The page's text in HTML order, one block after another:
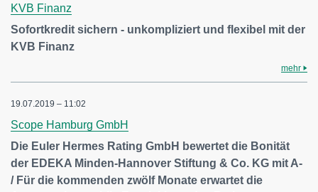
KVB Finanz
Sofortkredit sichern - unkompliziert und flexibel mit der
KVB Finanz
mehr
19.07.2019 – 11:02
Scope Hamburg GmbH
Die Euler Hermes Rating GmbH bewertet die Bonität
der EDEKA Minden-Hannover Stiftung & Co. KG mit A-
/ Für die kommenden zwölf Monate erwartet die